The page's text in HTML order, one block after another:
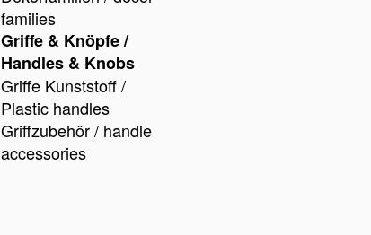
families
Griffe & Knöpfe /
Handles & Knobs
Griffe Kunststoff /
Plastic handles
Griffzubehör / handle
accessories